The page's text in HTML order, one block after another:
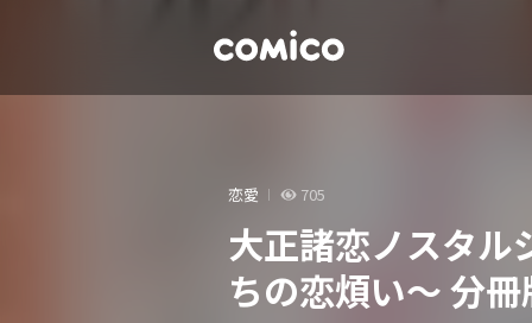
恋愛 705
大正諸恋ノスタル
ちの恋煩い～ 分